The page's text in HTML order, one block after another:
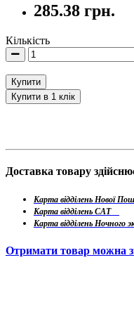
285.38 грн.
Кількість
Купити
Купити в 1 клік
Доставка товару
Карта відділень Нової
Карта відділень САТ
Карта відділень Ночного
Отримати товар